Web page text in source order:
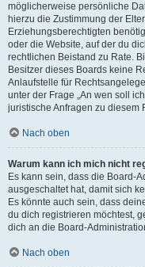
möglicherweise persönliche
hierzu die Zustimmung der
Erziehungsberechtigten
oder die Website, auf der du
rechtlichen Beistand zu Rate.
Besitzer dieses Boards keine
Anlaufstelle für
unter der Frage „An wen soll
juristische Anfragen zu diesem
Nach oben
Warum kann ich mich nicht
Es kann sein, dass die Board-
ausgeschaltet hat, damit sich
Es könnte auch sein, dass
du dich registrieren möchtest,
dich an die Board-
Nach oben